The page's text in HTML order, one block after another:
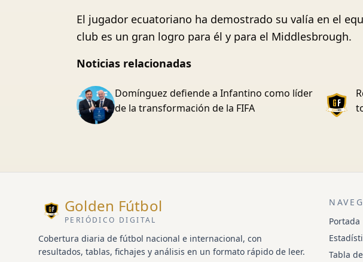
El jugador ecuatoriano ha demostrado su valía en el
club es un gran logro para él y para el Middlesbrough.
Noticias relacionadas
Domínguez defiende a Infantino como líder
de la transformación de la FIFA
Golden Fútbol
PERIÓDICO DIGITAL
Cobertura diaria de fútbol nacional e internacional, con
resultados, tablas, fichajes y análisis en un formato rápido de leer.
Portada
Tabla